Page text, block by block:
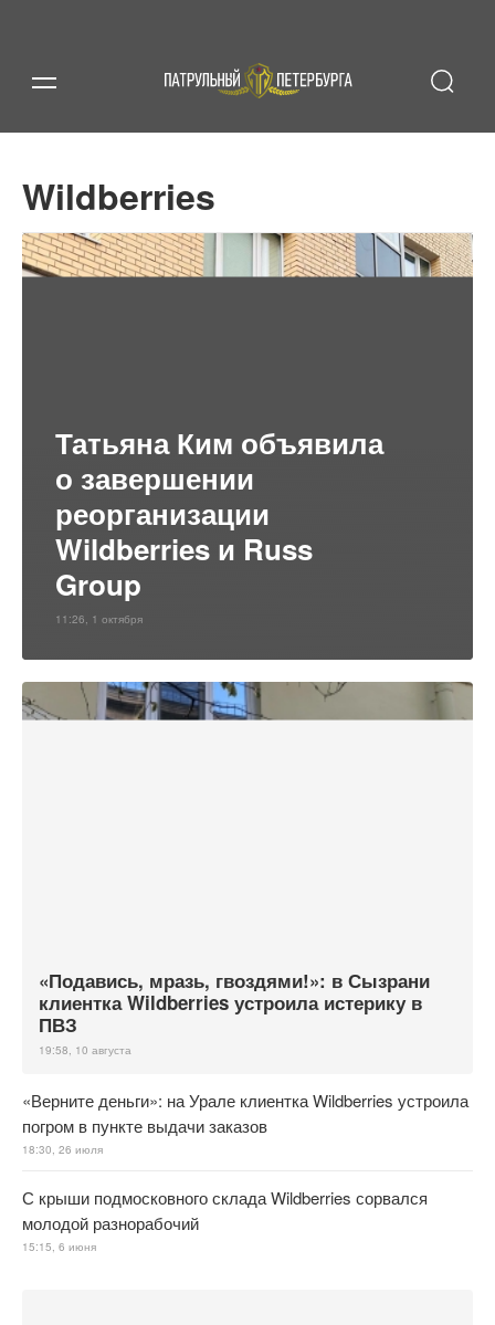
Wildberries
Татьяна Ким объявила
о завершении
реорганизации
Wildberries и Russ
Group
11:26, 1 октября
«Подавись, мразь, гвоздями!»: в Сызрани
клиентка Wildberries устроила истерику в
ПВЗ
19:58, 10 августа
«Верните деньги»: на Урале клиентка Wildberries устроила
погром в пункте выдачи заказов
18:30, 26 июля
С крыши подмосковного склада Wildberries сорвался
молодой разнорабочий
15:15, 6 июня